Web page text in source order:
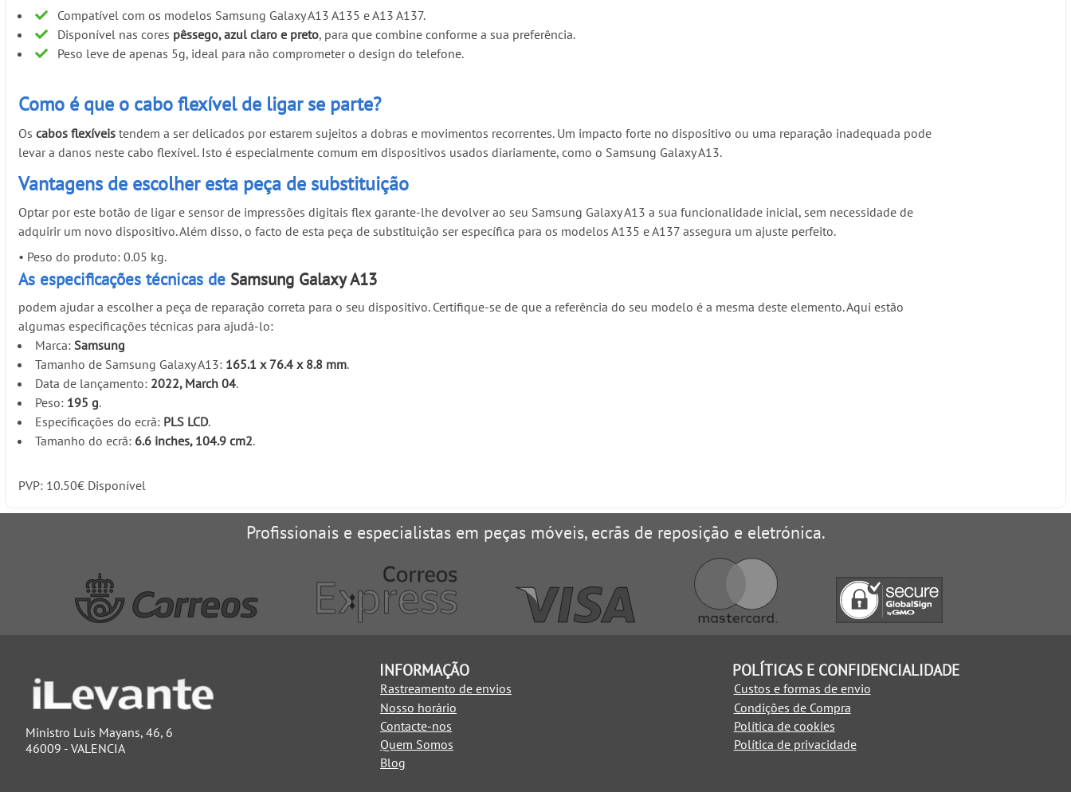
Compatível com os modelos Samsung Galaxy A13 A135 e A13 A137.
Disponível nas cores pêssego, azul claro e preto, para que combine conforme a sua preferência.
Peso leve de apenas 5g, ideal para não comprometer o design do telefone.
Como é que o cabo flexível de ligar se parte?
Oscabos flexíveis tendem a ser delicados por estarem sujeitos a dobras e movimentos recorrentes. Um impacto forte no dispositivo ou uma reparação inadequada pode
levar a danos neste cabo flexível. Isto é especialmente comum em dispositivos usados diariamente, como o Samsung Galaxy A13.
Vantagens de escolher esta peça de substituição
Optar por este botão de ligar e sensor de impressões digitais flex garante-lhe devolver ao seu Samsung Galaxy A13 a sua funcionalidade inicial, sem necessidade de
adquirir um novo dispositivo. Além disso, o facto de esta peça de substituição ser específica para os modelos A135 e A137 assegura um ajuste perfeito.
• Peso do produto: 0.05 kg.
As especificações técnicas de Samsung Galaxy A13
podem ajudar a escolher a peça de reparação correta para o seu dispositivo. Certifique-se de que a referência do seu modelo é a mesma deste elemento. Aqui estão
algumas especificações técnicas para ajudá-lo:
Marca:Samsung
Tamanho de Samsung Galaxy A13: 165.1 x 76.4 x 8.8 mm.
Data de lançamento: 2022, March 04.
Peso: 195 g.
Especificações do ecrã: PLS LCD.
Tamanho do ecrã: 6.6 inches, 104.9 cm2.
PVP: 10.50€ Disponível
Profissionais e especialistas em peças móveis, ecrãs de reposição e eletrónica.
Ministro Luis Mayans, 46, 6
46009 - VALENCIA
INFORMAÇÃO
Rastreamento de envios
Nosso horário
Contacte-nos
Quem Somos
Blog
POLÍTICAS E CONFIDENCIALIDADE
Custos e formas de envio
Condições de Compra
Política de cookies
Política de privacidade